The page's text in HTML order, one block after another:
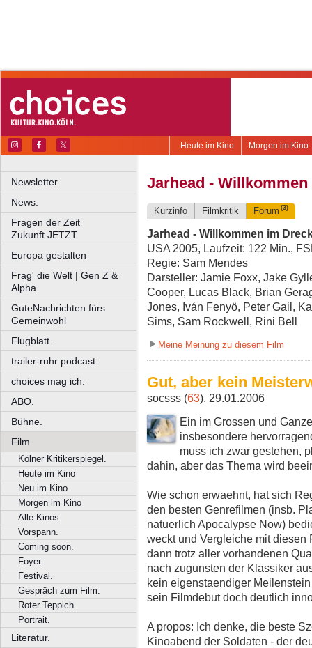
Morgen im Kino
Heute im Kino
Newsletter.
News.
Fragen der Zeit
Zukunft JETZT
Europa gestalten
Frag' die Welt | Gen Z &
Alpha
GuteNachrichten fürs
Gemeinwohl
Flugblatt.
trailer-ruhr podcast.
choices mag ich.
ABO.
Bühne.
Film.
Kölner Kritikerspiegel.
Heute im Kino
Neu im Kino
Morgen im Kino
Alle Kinos.
Vorspann.
Coming soon.
Foyer.
Festival.
Gespräch zum Film.
Roter Teppich.
Portrait.
Literatur.
Jarhead -
Kurzinfo Filmkritik Forum (3)
Jarhead - Willkommen im
USA 2005, Laufzeit: 122 Min.,
Regie: Sam Mendes
Darsteller: Jamie Foxx, Jake
Cooper, Lucas Black, Brian
Jones, Iván Fenyö, Peter Gail,
Sims, Sam Rockwell, Rini Bell
Meine Meinung zu diesem Film
Gut, aber kein
socsss (63), 29.01.2006
Ein im Grossen und
insbesondere
muss ich zwar gestehen,
dahin, aber das Thema wird
Wie schon erwaehnt, hat sich
den besten Genrefilmen (insb.
natuerlich Apocalypse Now)
weckt und Vergleiche mit diesen
dann trotz aller vorhandenen
nach zugunsten der Klassiker
kein eigenstaendiger
sein Filmdebut doch deutlich
A propos: Ich denke, die beste
Kinoabend der Soldaten - der